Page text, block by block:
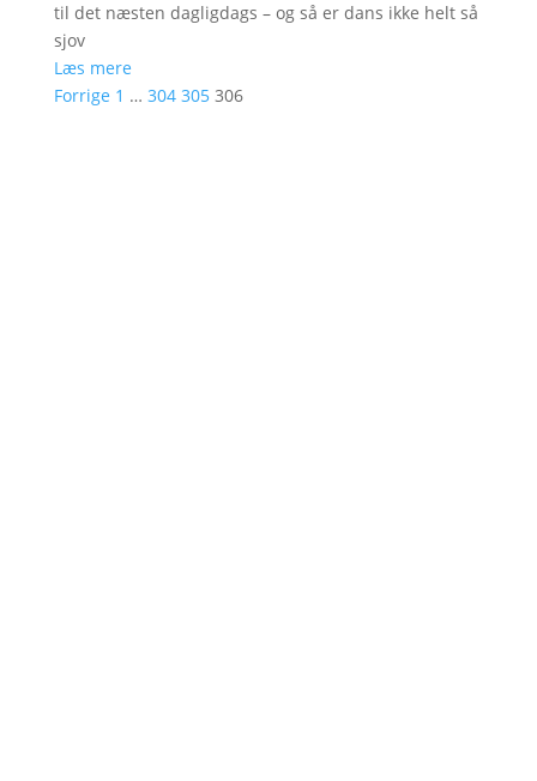
til det næsten dagligdags – og så er dans ikke helt så
sjov
Læs mere
Forrige 1 … 304 305 306